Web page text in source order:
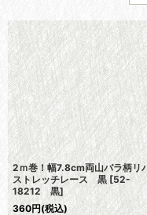
並び順
2ｍ巻！幅7.8cm両山バラ柄リ
ストレッチレース 黒 [52-
18212 黒]
360円(税込)